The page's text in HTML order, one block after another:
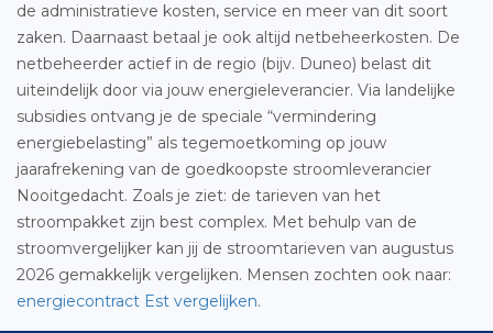
de administratieve kosten, service en meer van dit soort
zaken. Daarnaast betaal je ook altijd netbeheerkosten. De
netbeheerder actief in de regio (bijv. Duneo) belast dit
uiteindelijk door via jouw energieleverancier. Via landelijke
subsidies ontvang je de speciale “vermindering
energiebelasting” als tegemoetkoming op jouw
jaarafrekening van de goedkoopste stroomleverancier
Nooitgedacht. Zoals je ziet: de tarieven van het
stroompakket zijn best complex. Met behulp van de
stroomvergelijker kan jij de stroomtarieven van augustus
2026 gemakkelijk vergelijken. Mensen zochten ook naar:
energiecontract Est vergelijken.